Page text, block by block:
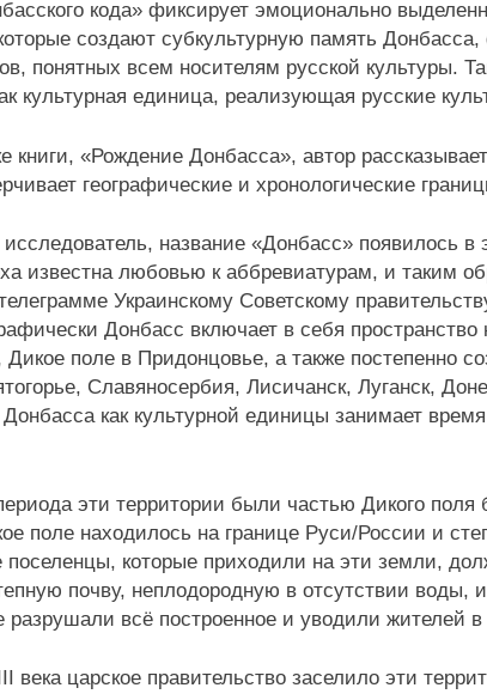
кода» фиксирует эмоционально
создают субкультурную память
понятных всем носителям русской культуры.
культурная единица, реализующая русские
книги, «Рождение Донбасса», автор
географические и хронологические
исследователь, название «Донбасс» появилось
известна любовью к аббревиатурам, и таким
Украинскому Советскому
Донбасс включает в себя пространство
поле в Придонцовье, а также постепенно
Славяносербия, Лисичанск, Луганск,
как культурной единицы занимает
эти территории были частью Дикого
поле находилось на границе Руси/России и
поселенцы, которые приходили на эти земли,
почву, неплодородную в отсутствии воды,
разрушали всё построенное и уводили жителей в
века царское правительство заселило эти